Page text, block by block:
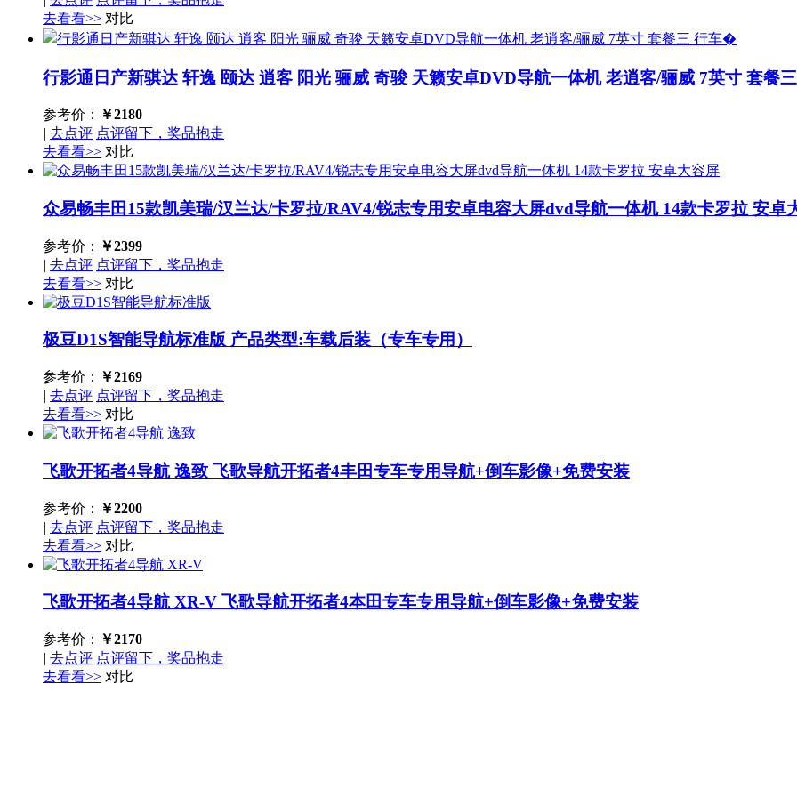
去看看>> 对比
行影通日产新骐达 轩逸 颐达 逍客 阳光 骊威 奇骏 天籁安卓DVD导航一体机 老逍客/骊威 7英寸 套餐
参考价： ￥2180
| 去点评 点评留下，奖品抱走
去看看>> 对比
众易畅丰田15款凯美瑞/汉兰达/卡罗拉/RAV4/锐志专用安卓电容大屏dvd导航一体机 14款卡罗拉 安卓
参考价： ￥2399
| 去点评 点评留下，奖品抱走
去看看>> 对比
极豆D1S智能导航标准版 产品类型:车载后装（专车专用）
参考价： ￥2169
| 去点评 点评留下，奖品抱走
去看看>> 对比
飞歌开拓者4导航 逸致 飞歌导航开拓者4丰田专车专用导航+倒车影像+免费安装
参考价： ￥2200
| 去点评 点评留下，奖品抱走
去看看>> 对比
飞歌开拓者4导航 XR-V 飞歌导航开拓者4本田专车专用导航+倒车影像+免费安装
参考价： ￥2170
| 去点评 点评留下，奖品抱走
去看看>> 对比